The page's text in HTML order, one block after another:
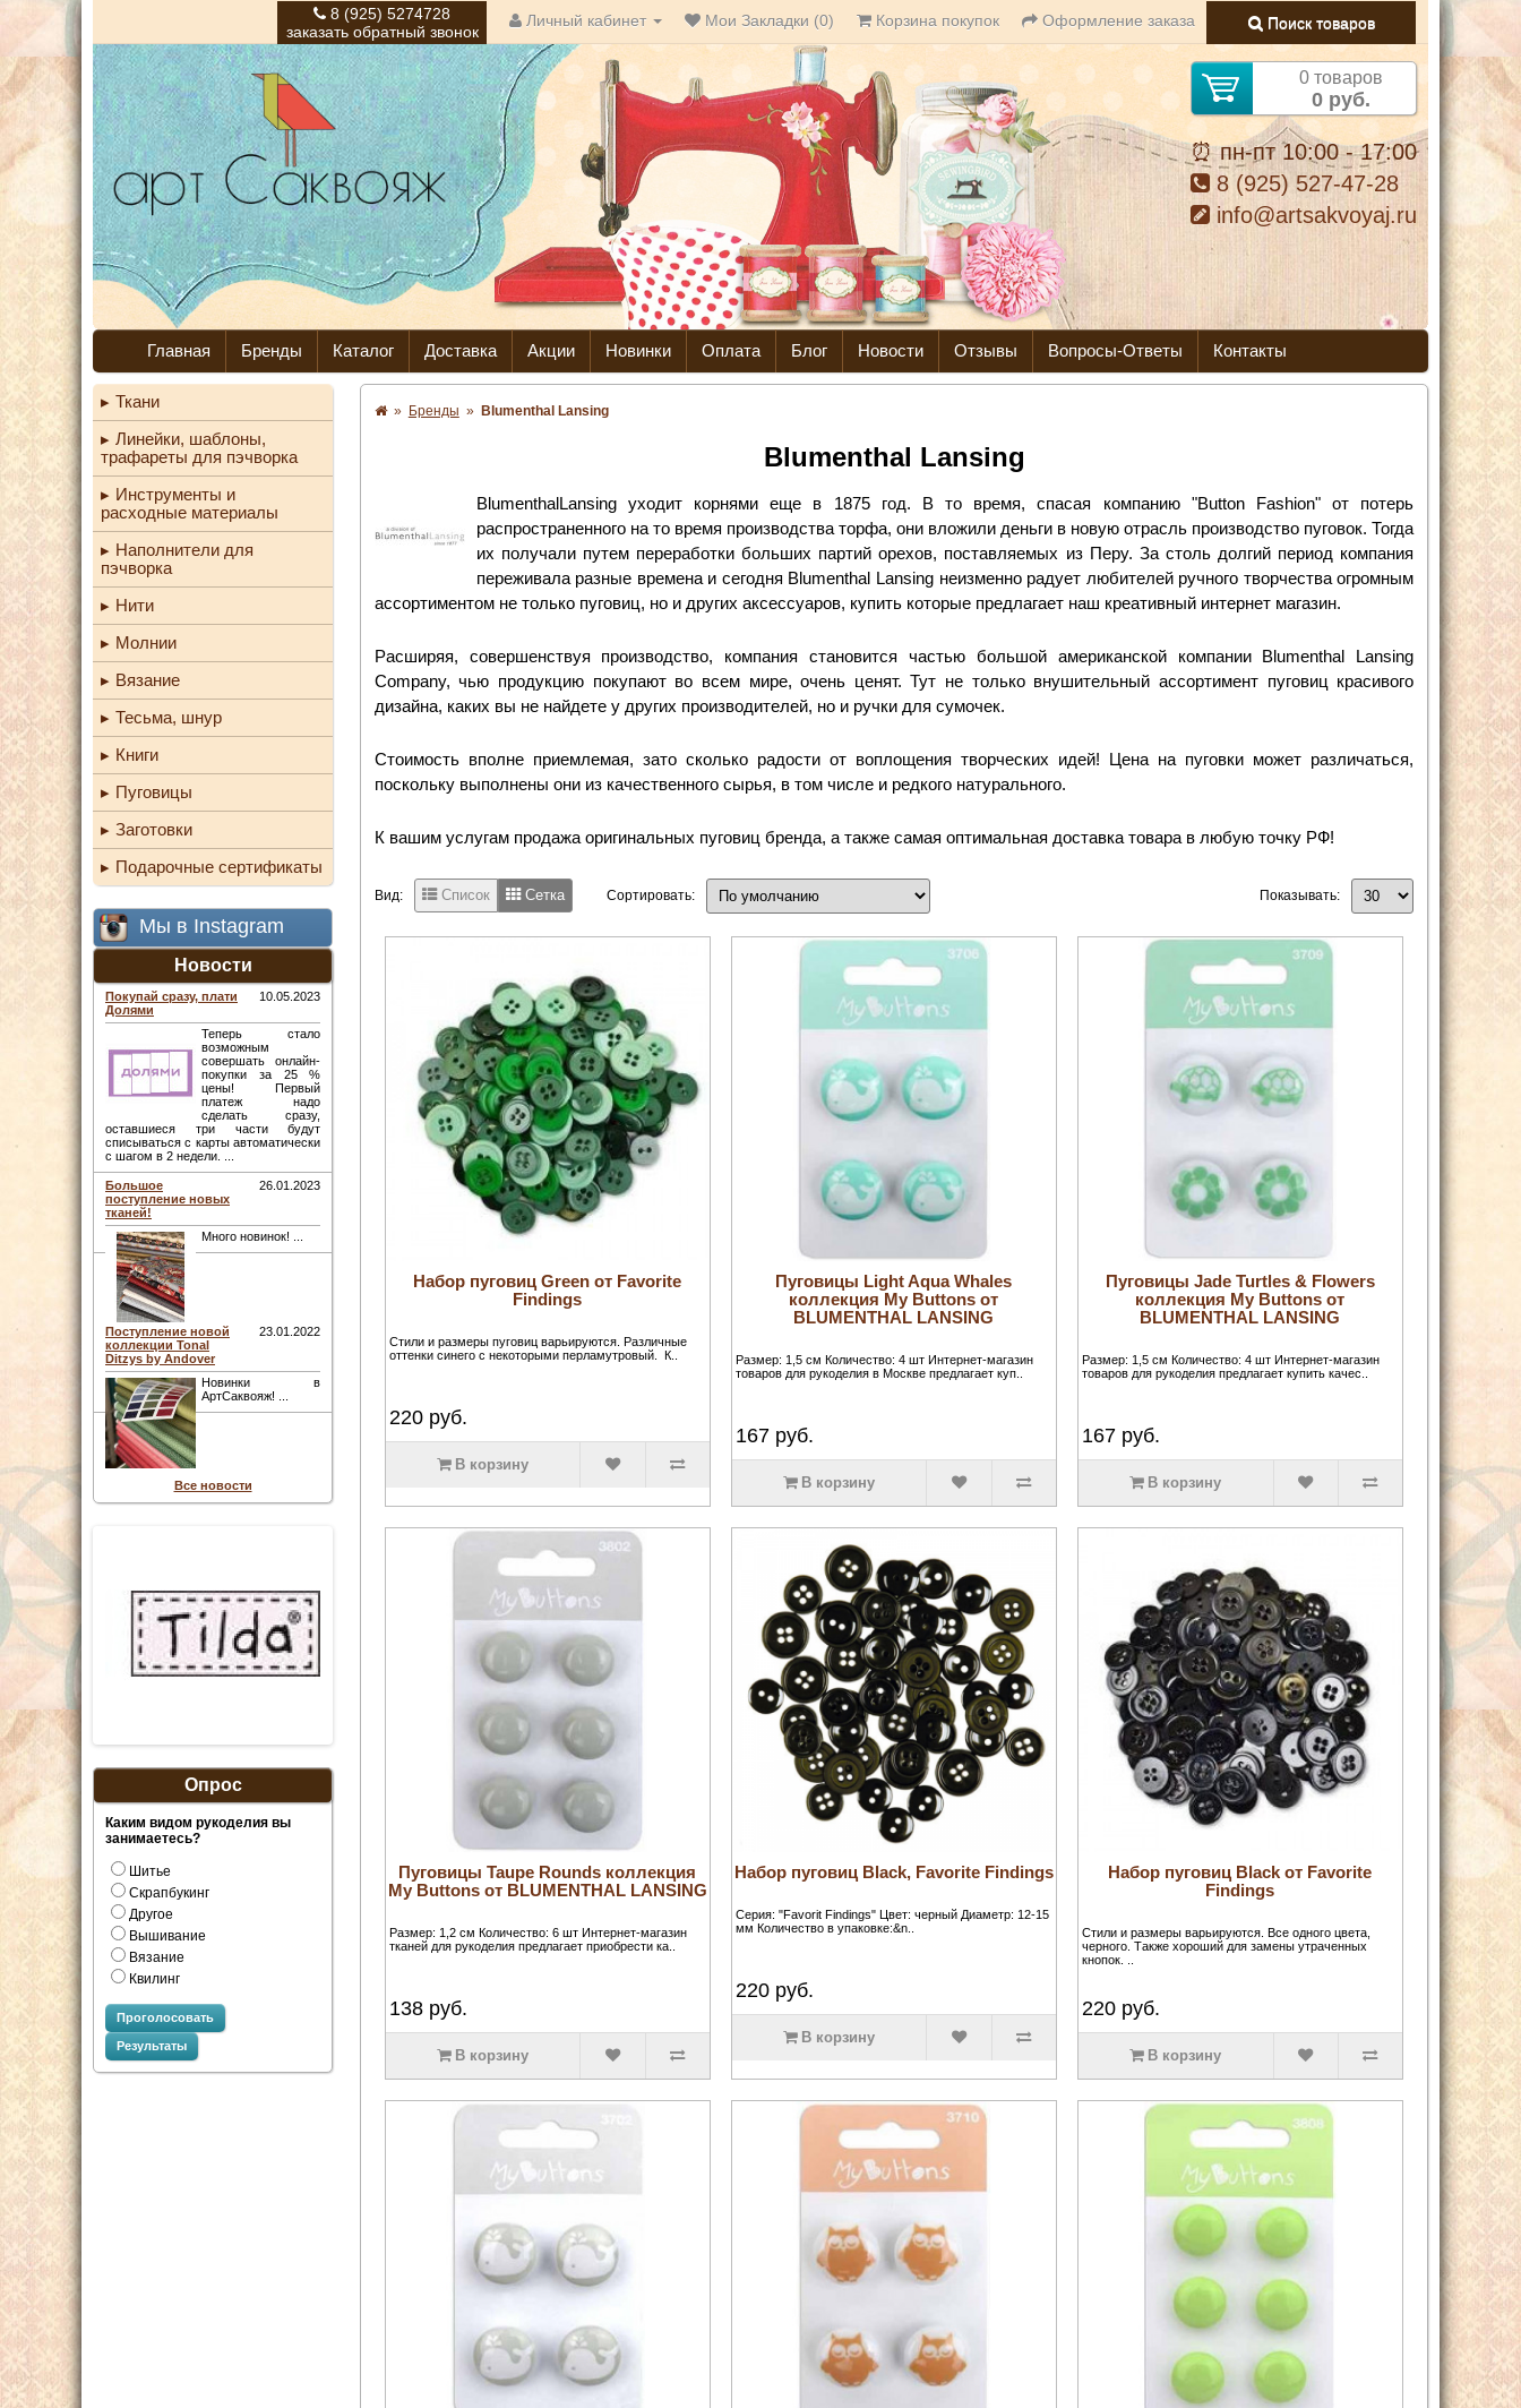
8 (925) 5274728
заказать обратный звонок
Личный кабинет Мои Закладки (0) Корзина покупок Оформление заказа Поиск товаров
0 товаров
0 руб.
⏰ пн-пт 10:00 - 17:00
8 (925) 527-47-28
info@artsakvoyaj.ru
Главная Бренды Каталог Доставка Акции Новинки Оплата Блог Новости Отзывы Вопросы-Ответы Контакты
Ткани
Линейки, шаблоны,
трафареты для пэчворка
Инструменты и
расходные материалы
Наполнители для
пэчворка
Нити
Молнии
Вязание
Тесьма, шнур
Книги
Пуговицы
Заготовки
Подарочные сертификаты
Мы в Instagram
Новости
Покупай сразу, плати
Долями
10.05.2023
Теперь стало
возможным
совершать онлайн-
покупки за 25 %
цены! Первый
платеж надо
сделать сразу,
оставшиеся три части будут
списываться с карты автоматически
с шагом в 2 недели. ...
Большое
поступление новых
тканей!
26.01.2023
Много новинок! ...
Поступление новой
коллекции Tonal
Ditzys by Andover
23.01.2022
Новинки в
АртСаквояж! ...
Все новости
Опрос
Каким видом рукоделия вы
занимаетесь?
Шитье
Скрапбукинг
Другое
Вышивание
Вязание
Квилинг
Проголосовать
Результаты
» Бренды » Blumenthal Lansing
Blumenthal Lansing
Blumenthal Lansingуходит корнями еще в 1875 год. В то время, спасая компанию "Button Fashion" от потерь
распространенного на то время производства торфа, они вложили деньги в новую отрасль производство пуговок. Тогда
их получали путем переработки больших партий орехов, поставляемых из Перу. За столь долгий период компания
переживала разные времена и сегодня Blumenthal Lansing неизменно радует любителей ручного творчества огромным
ассортиментом не только пуговиц, но и других аксессуаров, купить которые предлагает наш креативный интернет магазин.
Расширяя, совершенствуя производство, компания становится частью большой американской компании Blumenthal Lansing
Company, чью продукцию покупают во всем мире, очень ценят. Тут не только внушительный ассортимент пуговиц красивого
дизайна, каких вы не найдете у других производителей, но и ручки для сумочек.
Стоимостьвполне приемлемая, зато сколько радости от воплощения творческих идей! Цена на пуговки может различаться,
поскольку выполнены они из качественного сырья, в том числе и редкого натурального.
К вашим услугам продажа оригинальных пуговиц бренда, а также самая оптимальная доставка товара в любую точку РФ!
Вид: Список Сетка Сортировать: Показывать:
Набор пуговиц Green от Favorite
Findings
Стили и размеры пуговиц варьируются. Различные
оттенки синего с некоторыми перламутровый. К..
220руб.
В корзину
Пуговицы Light Aqua Whales
коллекция My Buttons от
BLUMENTHAL LANSING
Размер: 1,5 см Количество: 4 шт Интернет-магазин
товаров для рукоделия в Москве предлагает куп..
167 руб.
В корзину
Пуговицы Jade Turtles & Flowers
коллекция My Buttons от
BLUMENTHAL LANSING
Размер: 1,5 см Количество: 4 шт Интернет-магазин
товаров для рукоделия предлагает купить качес..
167 руб.
В корзину
Пуговицы Taupe Rounds коллекция
My Buttons от BLUMENTHAL LANSING
Размер: 1,2 см Количество: 6 шт Интернет-магазин
тканей для рукоделия предлагает приобрести ка..
138руб.
В корзину
Набор пуговиц Black, Favorite Findings
Серия: "Favorit Findings" Цвет: черный Диаметр: 12-15
мм Количество в упаковке:&n..
220 руб.
В корзину
Набор пуговиц Black от Favorite
Findings
Стили и размеры варьируются. Все одного цвета,
черного. Также хороший для замены утраченных
кнопок. ..
220 руб.
В корзину